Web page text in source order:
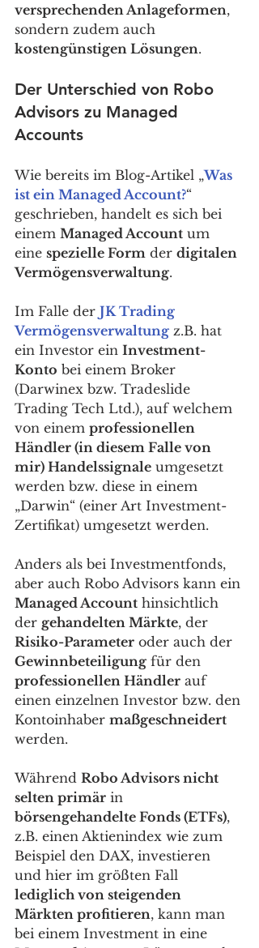
versprechenden Anlageformen,
sondern zudem auch
kostengünstigen Lösungen.
Der Unterschied von Robo
Advisors zu Managed
Accounts
Wie bereits im Blog-Artikel „Was
ist ein Managed Account?“
geschrieben, handelt es sich bei
einem Managed Account um
eine spezielle Form der digitalen
Vermögensverwaltung.
Im Falle der JK Trading
Vermögensverwaltung z.B. hat
ein Investor ein Investment-
Konto bei einem Broker
(Darwinex bzw. Tradeslide
Trading Tech Ltd.), auf welchem
von einem professionellen
Händler (in diesem Falle von
mir) Handelssignale umgesetzt
werden bzw. diese in einem
„Darwin“ (einer Art Investment-
Zertifikat) umgesetzt werden.
Anders als bei Investmentfonds,
aber auch Robo Advisors kann ein
Managed Account hinsichtlich
der gehandelten Märkte, der
Risiko-Parameter oder auch der
Gewinnbeteiligung für den
professionellen Händler auf
einen einzelnen Investor bzw. den
Kontoinhaber maßgeschneidert
werden.
Während Robo Advisors nicht
selten primär in
börsengehandelte Fonds (ETFs),
z.B. einen Aktienindex wie zum
Beispiel den DAX, investieren
und hier im größten Fall
lediglich von steigenden
Märkten profitieren, kann man
bei einem Investment in eine